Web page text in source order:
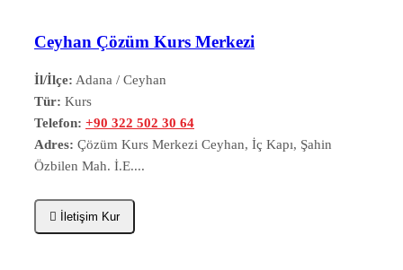
Ceyhan Çözüm Kurs Merkezi
İl/İlçe: Adana / Ceyhan
Tür: Kurs
Telefon: +90 322 502 30 64
Adres: Çözüm Kurs Merkezi Ceyhan, İç Kapı, Şahin
Özbilen Mah. İ.E....
İletişim Kur